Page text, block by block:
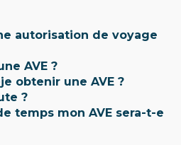
autorisation de voyage
AVE ?
obtenir une AVE ?
?
temps mon AVE sera-t-e